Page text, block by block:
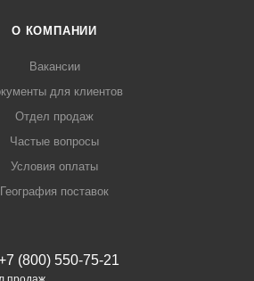
О КОМПАНИИ
Вакансии
для клиентов
Отдел продаж
Частые вопросы
Условия оплаты
География поставок
(800) 550-75-21